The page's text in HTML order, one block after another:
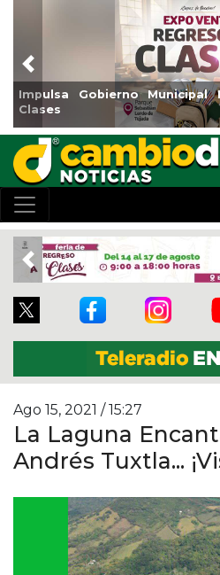
Impulsa Gobierno Municipal
Clases
Previous
Previous
Ago 15, 2021 / 15:27
La Laguna
Andrés Tuxtla...